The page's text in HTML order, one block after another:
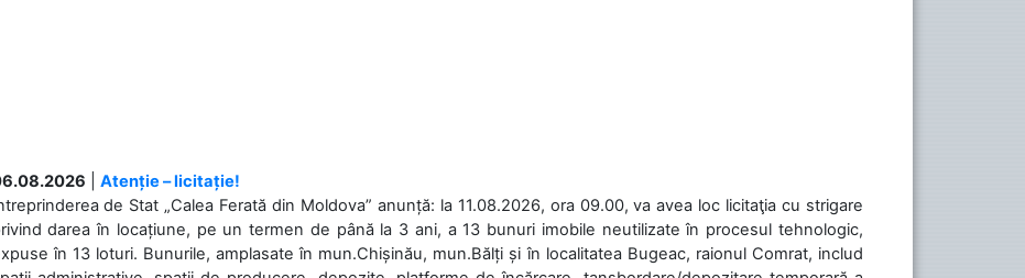
Atenție – licitație!
de Stat „Calea Ferată din Moldova” anunță: la 11.08.2026, ora 09.00, va avea loc licitaţia cu strigare
darea în locațiune, pe un termen de până la 3 ani, a 13 bunuri imobile neutilizate în procesul tehnologic,
în 13 loturi. Bunurile, amplasate în mun.Chișinău, mun.Bălți și în localitatea Bugeac, raionul Comrat, includ